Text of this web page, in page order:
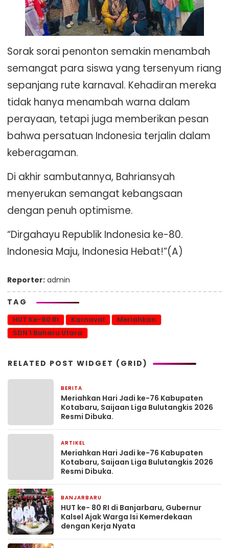
Sorak sorai penonton semakin menambah
semangat para siswa yang tersenyum riang
sepanjang rute karnaval. Kehadiran mereka
tidak hanya menambah warna dalam
perayaan, tetapi juga memberikan pesan
bahwa persatuan Indonesia terjalin dalam
keberagaman.
Di akhir sambutannya, Bahriansyah
menyerukan semangat kebangsaan
dengan penuh optimisme.
“Dirgahayu Republik Indonesia ke-80.
Indonesia Maju, Indonesia Hebat!”(A)
Reporter: admin
TAG
HUT Ke-80 RI Karnaval
Meriahkan
SDN 1 Baharu Utara
RELATED POST WIDGET (GRID)
BERITA
Meriahkan Hari Jadi ke-76 Kabupaten
Kotabaru, Saijaan Liga Bulutangkis 2026
Resmi Dibuka.
ARTIKEL
Meriahkan Hari Jadi ke-76 Kabupaten
Kotabaru, Saijaan Liga Bulutangkis 2026
Resmi Dibuka.
BANJARBARU
HUT ke- 80 RI di Banjarbaru, Gubernur
Kalsel Ajak Warga Isi Kemerdekaan
dengan Kerja Nyata